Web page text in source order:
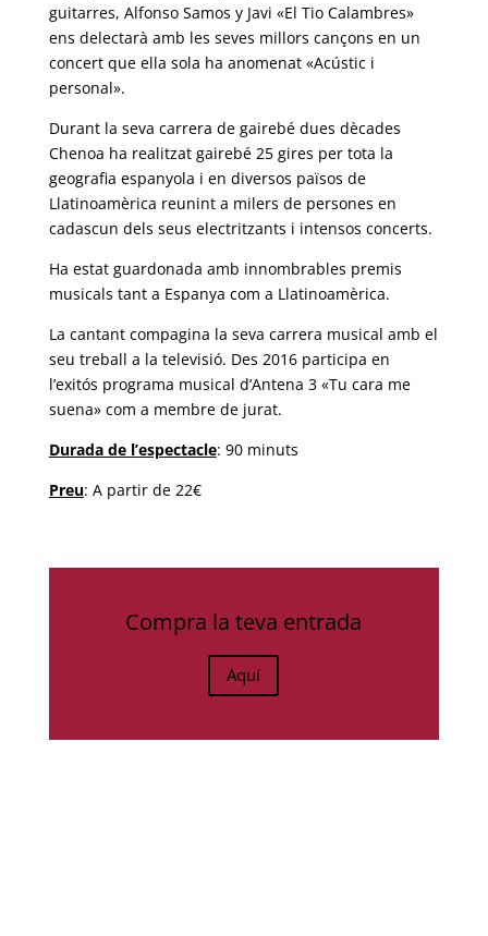
guitarres, Alfonso Samos y Javi «El Tio Calambres»
ens delectarà amb les seves millors cançons en un
concert que ella sola ha anomenat «Acústic i
personal».
Durant la seva carrera de gairebé dues dècades
Chenoa ha realitzat gairebé 25 gires per tota la
geografia espanyola i en diversos països de
Llatinoamèrica reunint a milers de persones en
cadascun dels seus electritzants i intensos concerts.
Ha estat guardonada amb innombrables premis
musicals tant a Espanya com a Llatinoamèrica.
La cantant compagina la seva carrera musical amb el
seu treball a la televisió. Des 2016 participa en
l’exitós programa musical d’Antena 3 «Tu cara me
suena» com a membre de jurat.
Durada de l’espectacle: 90 minuts
Preu: A partir de 22€
Compra la teva entrada
Aquí